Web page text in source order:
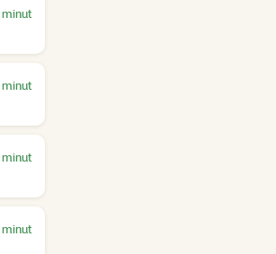
minut
minut
minut
minut